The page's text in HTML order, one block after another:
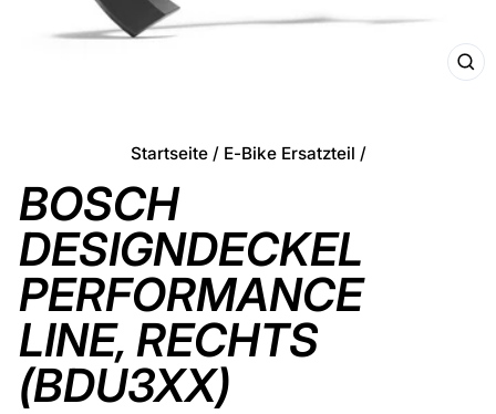
Startseite / E-Bike Ersatzteil /
BOSCH
DESIGNDECKEL
PERFORMANCE
LINE, RECHTS
(BDU3XX)